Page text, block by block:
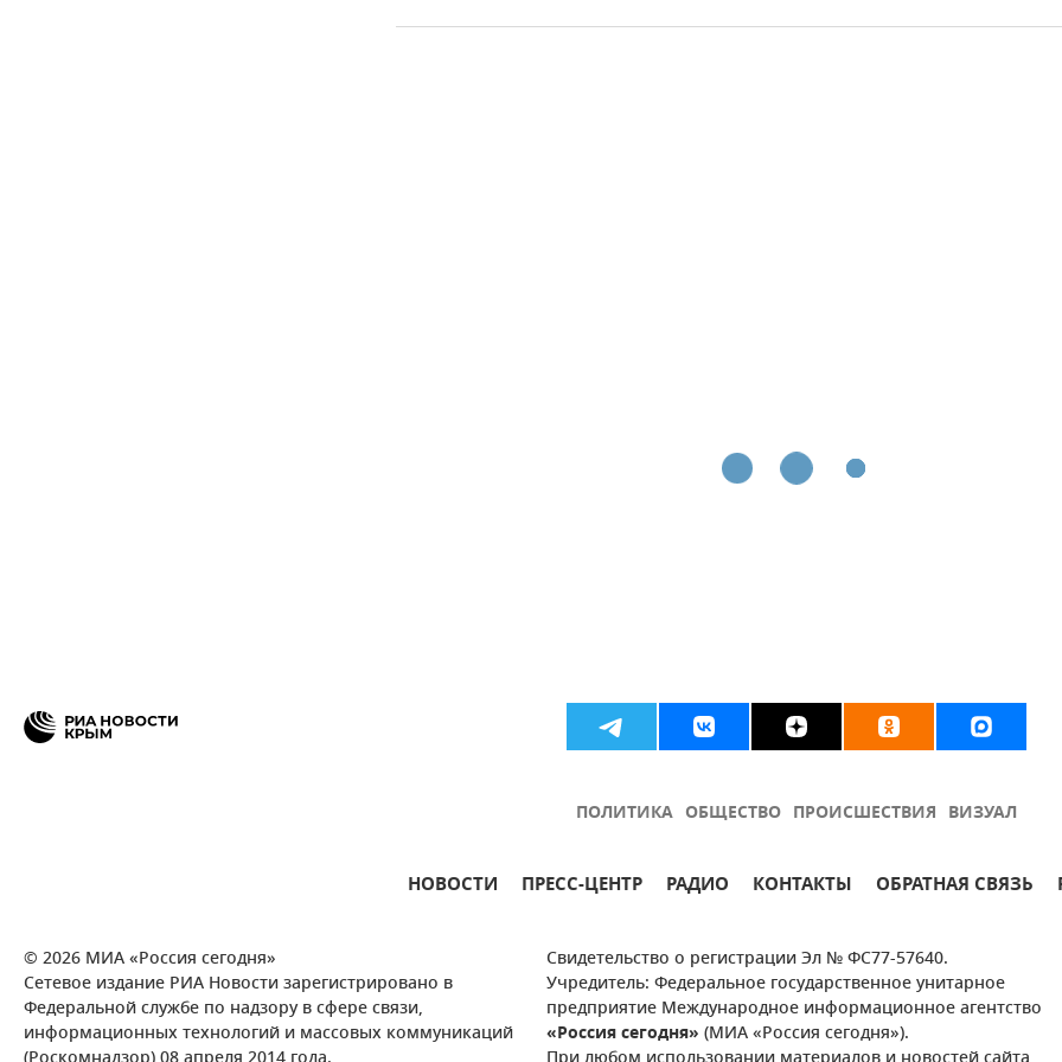
ПОЛИТИКА ОБЩЕСТВО ПРОИСШЕСТВИЯ ВИЗУАЛ
НОВОСТИ ПРЕСС-ЦЕНТР РАДИО КОНТАКТЫ ОБРАТНАЯ СВЯЗЬ
© 2026 МИА «Россия сегодня»
Сетевое издание РИА Новости зарегистрировано в
Федеральной службе по надзору в сфере связи,
информационных технологий и массовых коммуникаций
Свидетельство о регистрации Эл № ФС77-57640.
Учредитель: Федеральное государственное унитарное
предприятие Международное информационное агентство
«Россия сегодня» (МИА «Россия сегодня»).